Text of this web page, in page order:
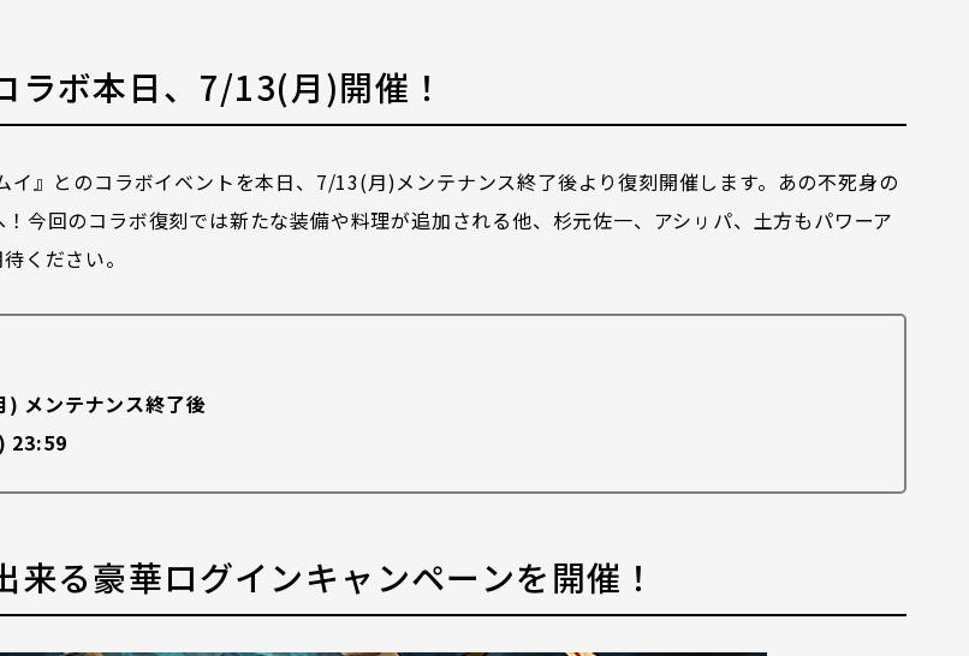
ラボ本日、7/13(月)開催！
イ』とのコラボイベントを本日、7/13(月)メンテナンス終了後より復刻開催します。あの不死身の
今回のコラボ復刻では新たな装備や料理が追加される他、杉元佐一、アシㇼパ、土方もパワーア
ください。
メンテナンス終了後
23:59
来る豪華ログインキャンペーンを開催！